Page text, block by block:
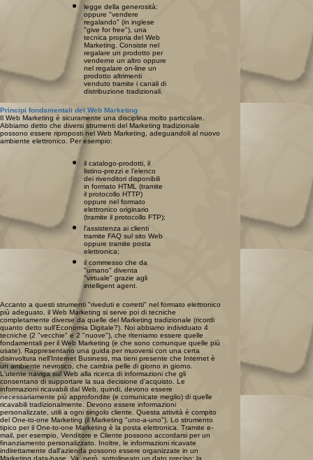
legge della generosità:
oppure "vendere
regalando" (in inglese
"give for free"), una
tecnica propria del Web
Marketing. Consiste nel
regalare un prodotto per
venderne un altro oppure
nel regalare on-line un
prodotto altrimenti
venduto tramite i canali di
distribuzione tradizionali.
Principi fondamentali del Web Marketing
Il Web Marketing è sicuramente una disciplina molto particolare.
Abbiamo detto che diversi strumenti del Marketing tradizionale
possono essere riproposti nel Web Marketing, adeguandoli al nuovo
ambiente elettronico. Per esempio:
il catalogo-prodotti, il
listino-prezzi e l'elenco
dei rivenditori disponibili
in formato HTML (tramite
il protocollo HTTP)
oppure nel formato
elettronico originario
(tramite il protocollo FTP);
l'assistenza ai clienti
tramite FAQ sul sito Web
oppure tramite posta
elettronica;
il commesso che da
"umano" diventa
"virtuale" grazie agli
intelligent agent.
Accanto a questi strumenti "riveduti e corretti" nel formato elettronico
più adeguato, il Web Marketing si serve poi di tecniche
completamente diverse da quelle del Marketing tradizionale (ricordi
quanto detto sull'Economia Digitale?). Noi abbiamo individuato 4
tecniche (2 "vecchie" e 2 "nuove"), che riteniamo essere quelle
fondamentali per il Web Marketing (e che sono comunque quelle più
usate). Rappresentano una guida per muoversi con una certa
disinvoltura nell'Internet Business, ma tieni presente che Internet è
un ambiente nevrotico, che cambia pelle di giorno in giorno.
L'utente naviga sul Web alla ricerca di informazioni che gli
consentano di supportare la sua decisione d'acquisto. Le
informazioni ricavabili dal Web, quindi, devono essere
necessariamente più approfondite (e comunicate meglio) di quelle
ricavabili tradizionalmente. Devono essere informazioni
personalizzate, utili a ogni singolo cliente. Questa attività è compito
del One-to-one Marketing (il Marketing "uno-a-uno"). Lo strumento
tipico per il One-to-one Marketing è la posta elettronica. Tramite e-
mail, per esempio, Venditore e Cliente possono accordarsi per un
finanziamento personalizzato. Inoltre, le informazioni ricavate
indirettamente dall'azienda possono essere organizzate in un
Marketing data-base. Va, però, sottolineato un dato preciso: la